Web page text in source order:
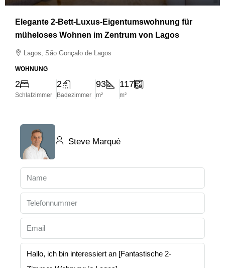
Elegante 2-Bett-Luxus-Eigentumswohnung für
müheloses Wohnen im Zentrum von Lagos
Lagos, São Gonçalo de Lagos
WOHNUNG
2
Schlafzimmer
2
Badezimmer
93
m²
117
m²
Steve Marqué